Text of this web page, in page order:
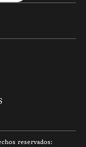
reservados: